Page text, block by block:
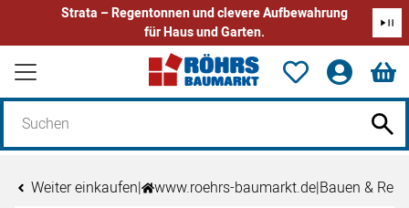
Strata – Regentonnen und clevere Aufbewahrung
für Haus und Garten.
Zum Hauptinhalt springen
Weiter einkaufen| www.roehrs-baumarkt.de|Bauen &